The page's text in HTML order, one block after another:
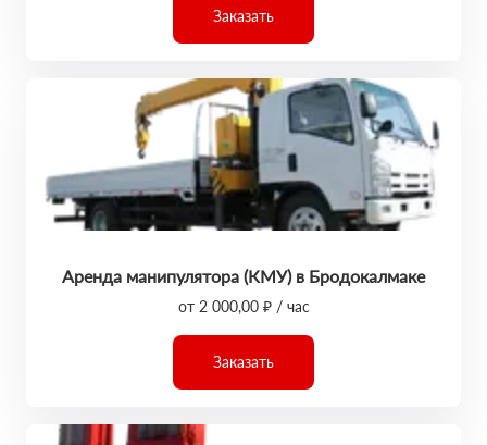
Заказать
Аренда манипулятора (КМУ) в Бродокалмаке
от 2 000,00 ₽ / час
Заказать